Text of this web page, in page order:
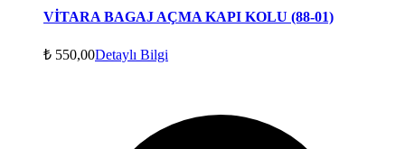
VİTARA BAGAJ AÇMA KAPI KOLU (88-01)
₺ 550,00Detaylı Bilgi